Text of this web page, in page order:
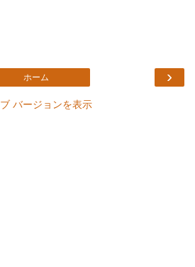
›
ホーム
バージョンを表示